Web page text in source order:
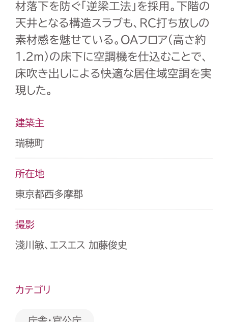
材落下を防ぐ「逆梁工法」を採用。下階の
天井となる構造スラブも、RC打ち放しの
素材感を魅せている。OAフロア（高さ約
1.2ｍ）の床下に空調機を仕込むことで、
床吹き出しによる快適な居住域空調を実
現した。
建築主
瑞穂町
所在地
東京都西多摩郡
撮影
淺川敏、エスエス 加藤俊史
カテゴリ